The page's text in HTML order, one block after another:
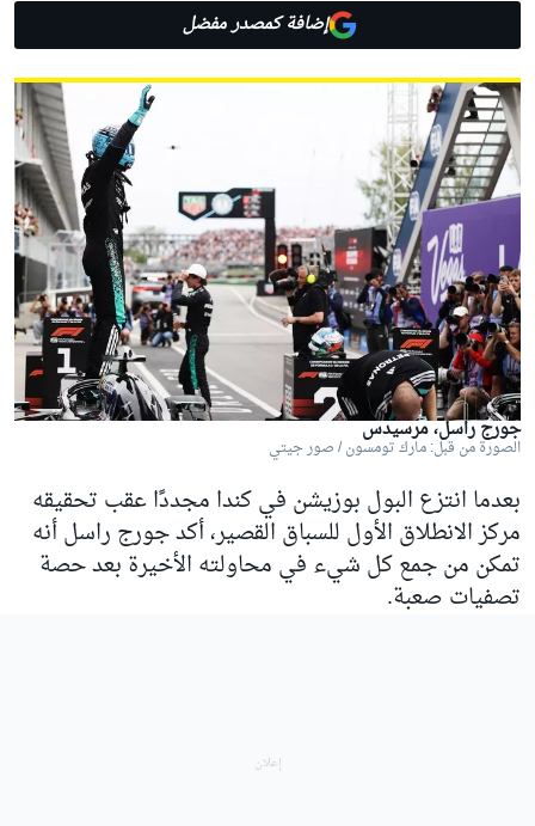
إضافة كمصدر مفضل
جورج راسل، مرسيدس
الصورة من قبل: مارك تومسون / صور جيتي
بعدما انتزع البول بوزيشن في كندا مجددًا عقب تحقيقه
مركز الانطلاق الأول للسباق القصير، أكد جورج راسل أنه
تمكن من جمع كل شيء في محاولته الأخيرة بعد حصة
تصفيات صعبة.